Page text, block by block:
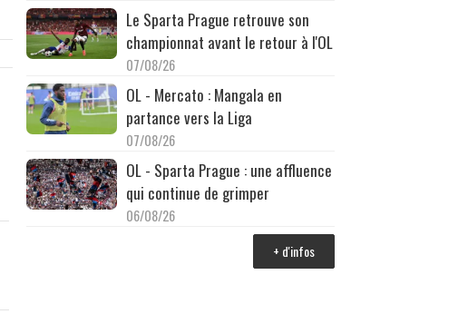
Le Sparta Prague retrouve son
championnat avant le retour à l'OL
07/08/26
OL - Mercato : Mangala en
partance vers la Liga
07/08/26
OL - Sparta Prague : une affluence
qui continue de grimper
06/08/26
+ d'infos